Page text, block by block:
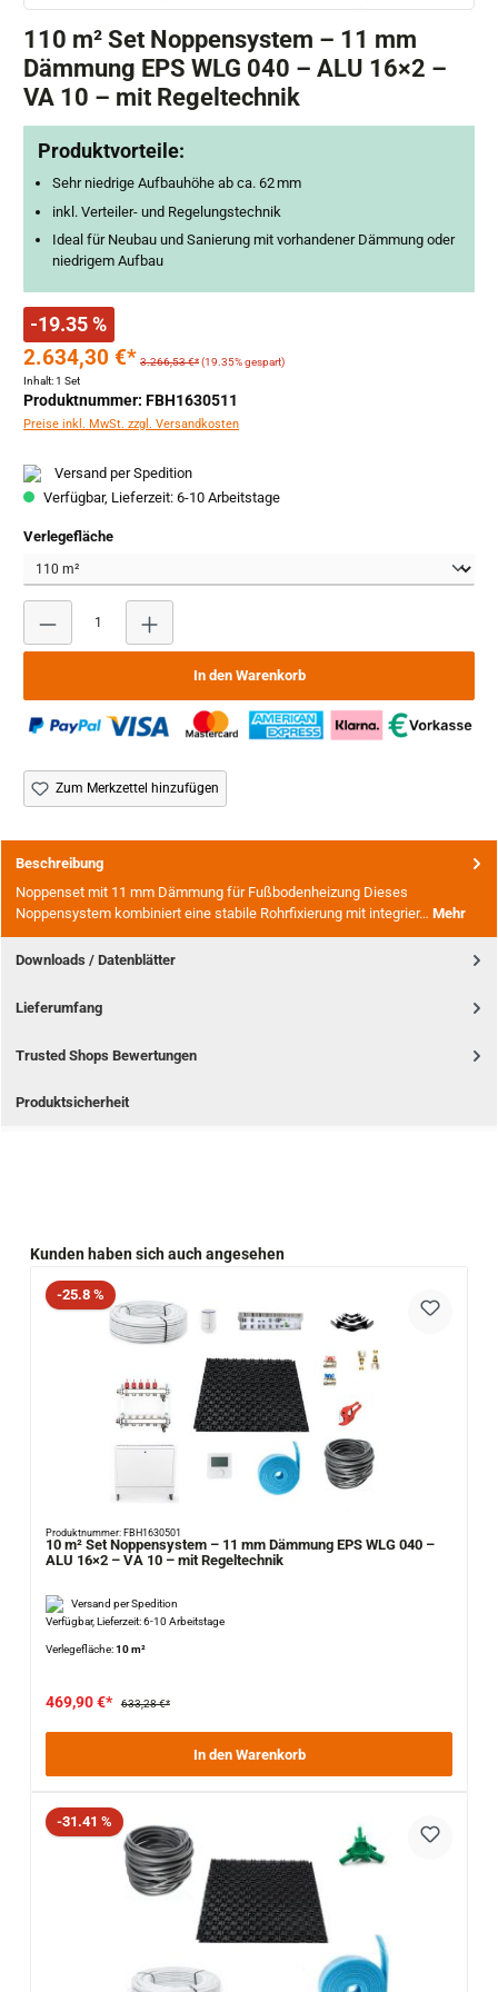
110 m² Set Noppensystem – 11 mm
Dämmung EPS WLG 040 – ALU 16×2 –
VA 10 – mit Regeltechnik
Produktvorteile:
Sehr niedrige Aufbauhöhe ab ca. 62 mm
inkl. Verteiler- und Regelungstechnik
Ideal für Neubau und Sanierung mit vorhandener Dämmung oder
niedrigem Aufbau
-19.35 %
2.634,30 €* 3.266,53 €*(19.35% gespart)
Inhalt:1 Set
Produktnummer: FBH1630511
Preise inkl. MwSt. zzgl. Versandkosten
Versand per Spedition
Verfügbar, Lieferzeit: 6-10 Arbeitstage
Verlegeflächeauswählen
In den Warenkorb
Zum Merkzettel hinzufügen
Beschreibung
Noppenset mit 11 mm Dämmung für Fußbodenheizung Dieses
Noppensystem kombiniert eine stabile Rohrfixierung mit integrier… Mehr
Downloads / Datenblätter
Lieferumfang
Trusted Shops Bewertungen
Produktsicherheit
Produktgalerie überspringen
Kunden haben sich auch angesehen
Rabatt
-25.8 %
Produktnummer: FBH1630501
10 m² Set Noppensystem – 11 mm Dämmung EPS WLG 040 –
ALU 16×2 – VA 10 – mit Regeltechnik
Versand per Spedition
Verfügbar, Lieferzeit: 6-10 Arbeitstage
Verlegefläche:10 m²
469,90 €* 633,28 €*
In den Warenkorb
Rabatt
-31.41 %